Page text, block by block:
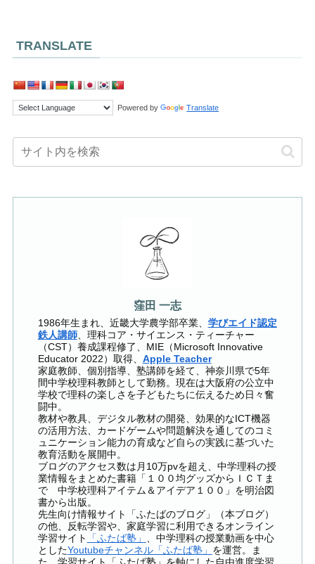
TRANSLATE
Powered by Translate
窪田 一志
1986年生まれ、近畿大学農学部卒業、 学びエイド認定
鉄人講師、理科コア・サイエンス・ティーチャー
（CST）養成課程修了、MIE（Microsoft Innovative
Educator 2022）取得、 Apple Teacher
家庭教師、個別指導、塾講師を経て、神奈川県で5年
間中学校理科教師として勤務。現在は大阪府の公立中
学校で理科の楽しさを子どもたちに伝えるため日々奮
闘中。
教材や教具、デジタル教材の開発、効果的なICT機器
の活用方法、カードゲームや問題解決を通してのコミ
ュニケーション能力の育成など自らの実践に基づいた
教育活動を展開中。
ブログのアクセス数は月10万pvを超え、中学理科の授
業情報をまとめた書籍「１００均グッズからＩＣＴま
で 中学校理科アイテム＆アイデア１００」を明治図
書から出版。
先生向け情報サイト「ふたばのブログ」（本ブログ）
の他、反転学習や、家庭学習に利用できるオンライン
学習サイト
「ふたば塾」 、中学理科の授業動画を中心
としたYoutubeチャンネル「ふたば塾」 を運営。ま